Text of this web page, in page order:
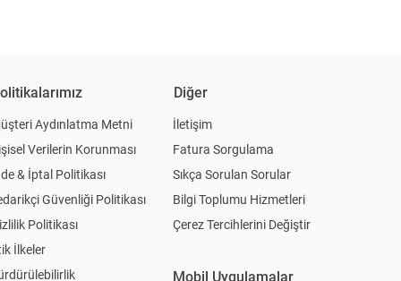
Aydınlatma Metni
Verilerin Korunması
& İptal Politikası
Güvenliği Politikası
Politikası
İlkeler
Diğer
İletişim
Fatura Sorgulama
Sıkça Sorulan Sorular
Bilgi Toplumu Hizmetleri
Çerez Tercihlerini Değiştir
Mobil Uygulamalar